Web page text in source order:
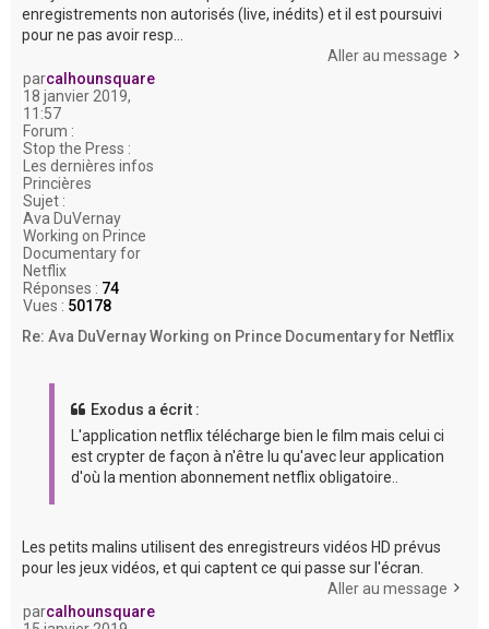
enregistrements non autorisés (live, inédits) et il est poursuivi
pour ne pas avoir resp...
Aller au message
parcalhounsquare
18 janvier 2019,
11:57
Forum :
Stop the Press :
Les dernières infos
Princières
Sujet :
Ava DuVernay
Working on Prince
Documentary for
Netflix
Réponses : 74
Vues : 50178
Re: Ava DuVernay Working on Prince Documentary for Netflix
Exodus a écrit :
L'application netflix télécharge bien le film mais celui ci
est crypter de façon à n'être lu qu'avec leur application
d'où la mention abonnement netflix obligatoire..
Les petits malins utilisent des enregistreurs vidéos HD prévus
pour les jeux vidéos, et qui captent ce qui passe sur l'écran.
Aller au message
parcalhounsquare